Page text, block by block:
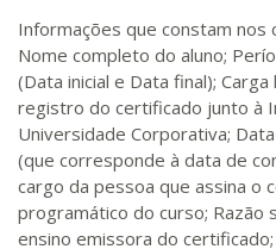
Informações que constam nos
Nome completo do aluno;
(Data inicial e Data final);
registro do certificado junto à
Universidade Corporativa;
(que corresponde à data de
cargo da pessoa que assina o
programático do curso; Razão
ensino emissora do